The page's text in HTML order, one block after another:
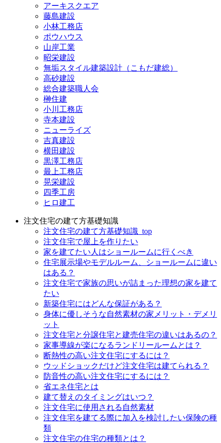
アーキスクエア
藤島建設
小林工務店
ポウハウス
山岸工業
昭栄建設
無垢スタイル建築設計（こもだ建総）
高砂建設
総合建築職人会
榊住建
小川工務店
寺本建設
ニューライズ
吉真建設
横田建設
黒澤工務店
最上工務店
晃栄建設
四季工房
ヒロ建工
注文住宅の建て方基礎知識
注文住宅の建て方基礎知識_top
注文住宅で屋上を作りたい
家を建てたい人はショールームに行くべき
住宅展示場やモデルルーム、ショールームに違い
はある？
注文住宅で家族の思いが詰まった理想の家を建て
たい
新築住宅にはどんな保証がある？
身体に優しそうな自然素材の家メリット・デメリ
ット
注文住宅と分譲住宅と建売住宅の違いはあるの？
家事導線が楽になるランドリールームとは？
断熱性の高い注文住宅にするには？
ウッドショックだけど注文住宅は建てられる？
防音性の高い注文住宅にするには？
省エネ住宅とは
建て替えのタイミングはいつ？
注文住宅に使用される自然素材
注文住宅を建てる際に加入を検討したい保険の種
類
注文住宅の住宅の種類とは？